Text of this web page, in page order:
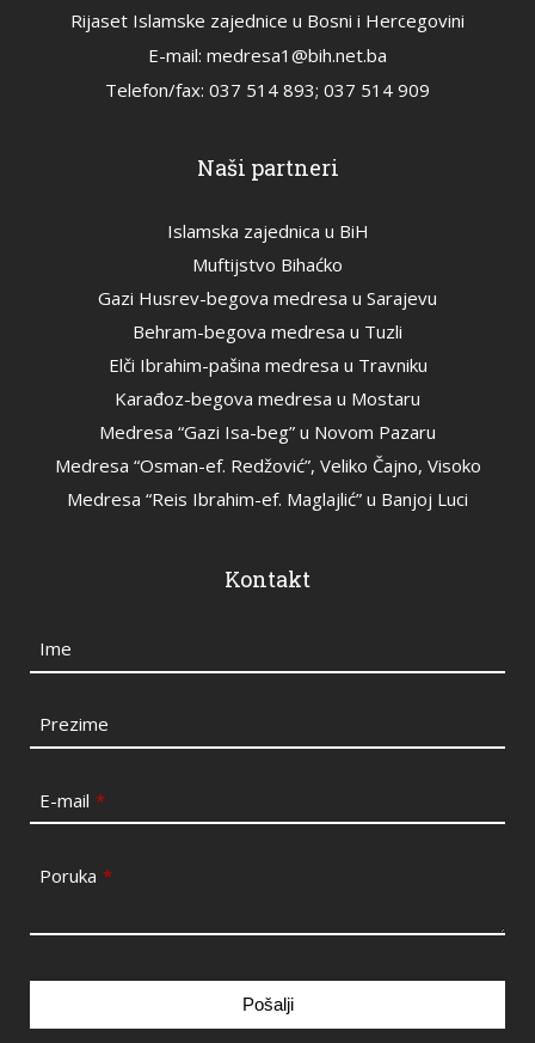
Rijaset Islamske zajednice u Bosni i Hercegovini
E-mail: medresa1@bih.net.ba
Telefon/fax: 037 514 893; 037 514 909
Naši partneri
Islamska zajednica u BiH
Muftijstvo Bihaćko
Gazi Husrev-begova medresa u Sarajevu
Behram-begova medresa u Tuzli
Elči Ibrahim-pašina medresa u Travniku
Karađoz-begova medresa u Mostaru
Medresa “Gazi Isa-beg” u Novom Pazaru
Medresa “Osman-ef. Redžović”, Veliko Čajno, Visoko
Medresa “Reis Ibrahim-ef. Maglajlić” u Banjoj Luci
Kontakt
Ime
Prezime
E-mail *
Poruka *
Pošalji